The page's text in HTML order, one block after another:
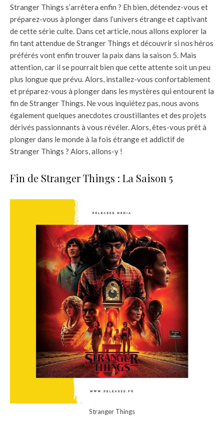
Stranger Things s’arrêtera enfin ? Eh bien, détendez-vous et
préparez-vous à plonger dans l’univers étrange et captivant
de cette série culte. Dans cet article, nous allons explorer la
fin tant attendue de Stranger Things et découvrir si nos héros
préférés vont enfin trouver la paix dans la saison 5. Mais
attention, car il se pourrait bien que cette attente soit un peu
plus longue que prévu. Alors, installez-vous confortablement
et préparez-vous à plonger dans les mystères qui entourent la
fin de Stranger Things. Ne vous inquiétez pas, nous avons
également quelques anecdotes croustillantes et des projets
dérivés passionnants à vous révéler. Alors, êtes-vous prêt à
plonger dans le monde à la fois étrange et addictif de
Stranger Things ? Alors, allons-y !
Fin de Stranger Things : La Saison 5
Stranger Things